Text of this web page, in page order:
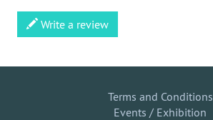
Write a review
Terms and Conditions
Events / Exhibition